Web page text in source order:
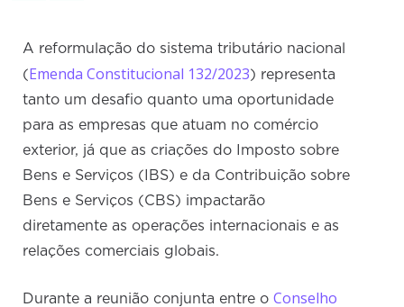
A reformulação do sistema tributário nacional
(Emenda Constitucional 132/2023) representa
tanto um desafio quanto uma oportunidade
para as empresas que atuam no comércio
exterior, já que as criações do Imposto sobre
Bens e Serviços (IBS) e da Contribuição sobre
Bens e Serviços (CBS) impactarão
diretamente as operações internacionais e as
relações comerciais globais.
Durante a reunião conjunta entre oConselho